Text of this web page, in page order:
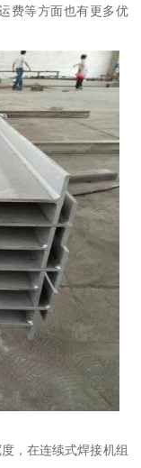
费等方面也有更多优
，在连续式焊接机组